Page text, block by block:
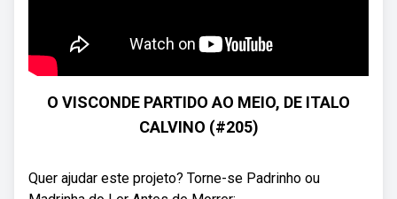
O VISCONDE PARTIDO AO MEIO, DE ITALO
CALVINO (#205)
Quer ajudar este projeto? Torne-se Padrinho ou